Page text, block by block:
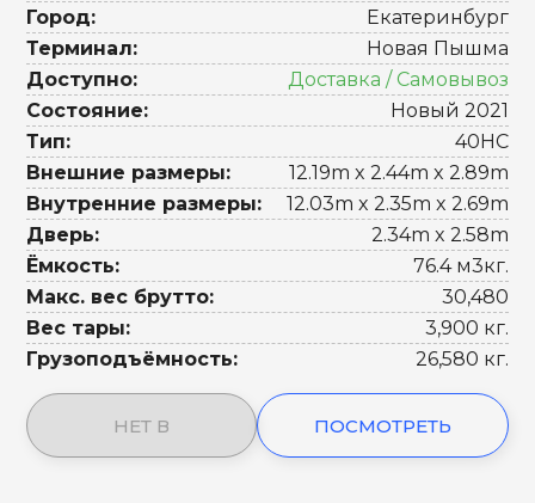
Город:
Екатеринбург
Терминал:
Новая Пышма
Доступно:
Доставка / Самовывоз
Состояние:
Новый 2021
Тип:
40HC
Внешние размеры:
12.19m x 2.44m x 2.89m
Внутренние размеры:
12.03m x 2.35m x 2.69m
Дверь:
2.34m x 2.58m
Ёмкость:
76.4 м3кг.
Макс. вес брутто:
30,480
Вес тары:
3,900 кг.
Грузоподъёмность:
26,580 кг.
НЕТ В ПОСМОТРЕТЬ